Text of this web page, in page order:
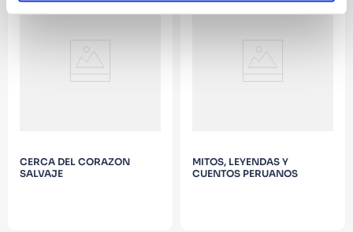
CERCA DEL CORAZON
SALVAJE
MITOS, LEYENDAS Y
CUENTOS PERUANOS